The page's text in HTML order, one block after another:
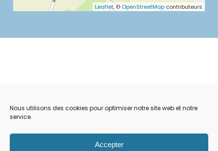
Nous utilisons des cookies pour optimiser notre site web et notre
service.
Accepter
Leaflet, © OpenStreetMap contributeurs